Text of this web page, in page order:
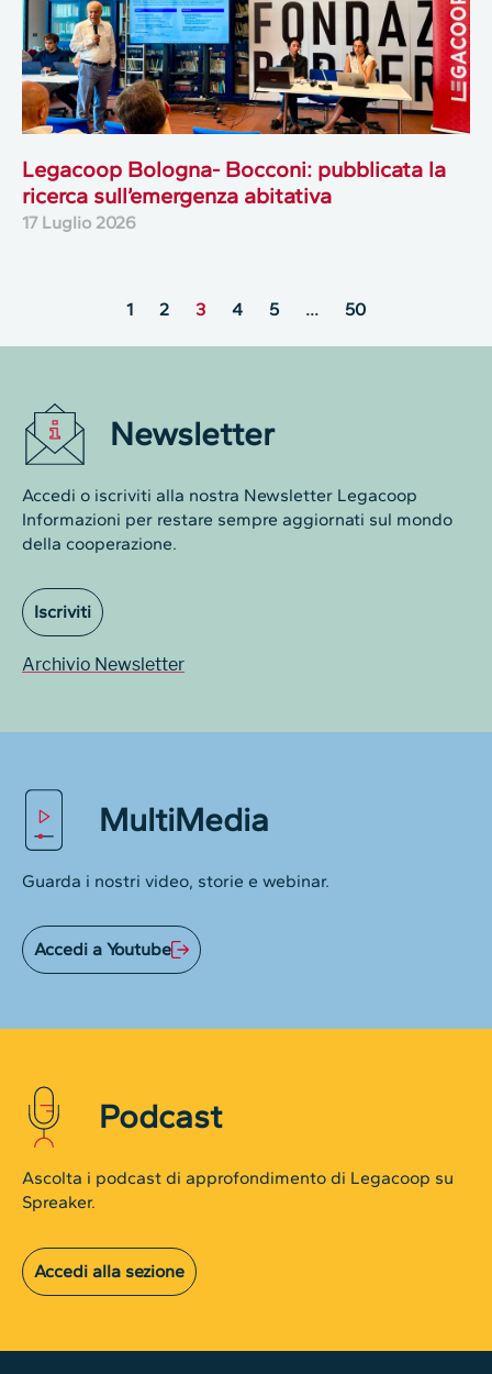
Legacoop Bologna- Bocconi: pubblicata la
ricerca sull’emergenza abitativa
17 Luglio 2026
1 2 3 4 5 … 50
Newsletter
Accedi o iscriviti alla nostra Newsletter Legacoop
Informazioni per restare sempre aggiornati sul mondo
della cooperazione.
Iscriviti
Archivio Newsletter
MultiMedia
Guarda i nostri video, storie e webinar.
Accedi a Youtube
Podcast
Ascolta i podcast di approfondimento di Legacoop su
Spreaker.
Accedi alla sezione